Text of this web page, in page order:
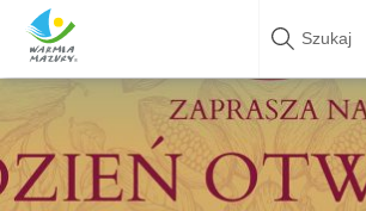
Skip